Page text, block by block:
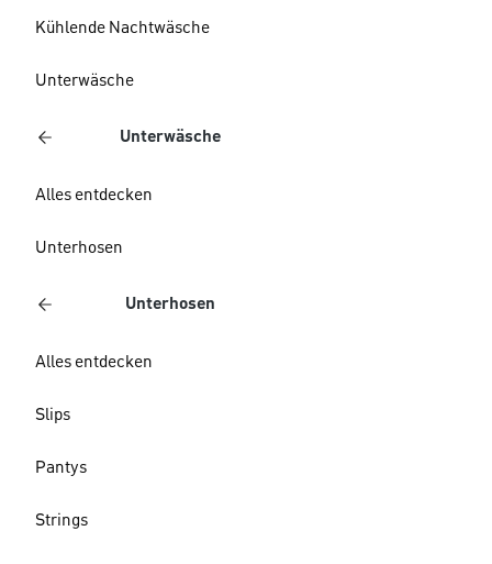
Kühlende Nachtwäsche
Unterwäsche
Unterwäsche
Alles entdecken
Unterhosen
Unterhosen
Alles entdecken
Slips
Pantys
Strings